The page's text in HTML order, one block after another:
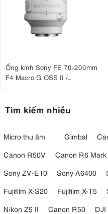
Ống kính Sony FE 70-200mm
F4 Macro G OSS II /
Tìm kiếm nhiều
Micro thu âm Gimbal
Canon R50V
Canon R6 Mark
Sony ZV-E10
Sony A6400
Fujifilm X-S20
Fujifilm X-T5
Nikon Z5 II
Canon R50 DJI